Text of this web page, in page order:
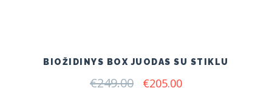
BIOŽIDINYS BOX JUODAS SU STIKLU
€249.00 Original
€205.00Current